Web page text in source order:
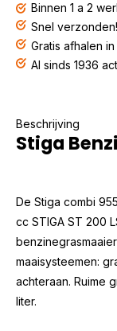
Binnen 1 a 2
Snel verzonden!
Gratis afhalen
Al sinds 1936
Beschrijving
Stiga
De Stiga combi
cc STIGA ST 200
maaisysteemen:
achteraan. Ruime
liter.